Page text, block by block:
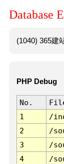
Database
(1040) 365建
PHP Debug
No.
1
/
2
/
3
/
4
/